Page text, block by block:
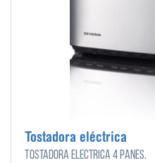
Tostadora eléctrica
Tostadora eléctrica 4 panes.